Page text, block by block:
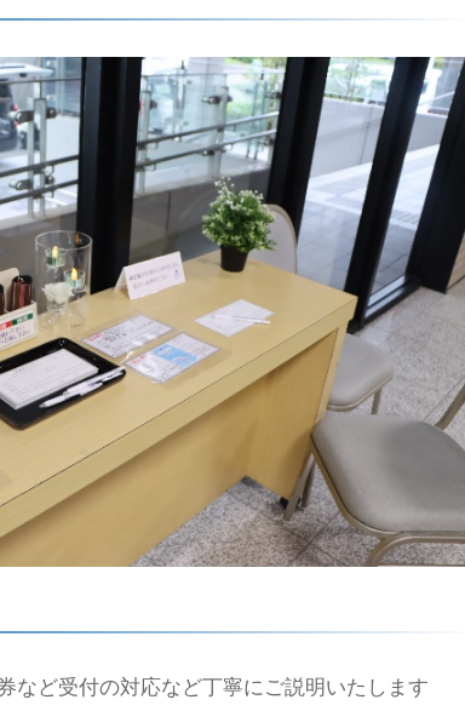
など受付の対応など丁寧にご説明いたします